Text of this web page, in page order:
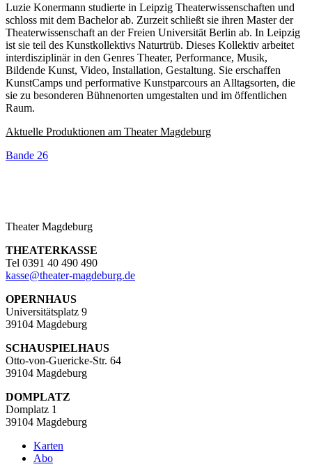
Luzie Konermann studierte in Leipzig Theaterwissenschaften und
schloss mit dem Bachelor ab. Zurzeit schließt sie ihren Master der
Theaterwissenschaft an der Freien Universität Berlin ab. In Leipzig
ist sie teil des Kunstkollektivs Naturtrüb. Dieses Kollektiv arbeitet
interdisziplinär in den Genres Theater, Performance, Musik,
Bildende Kunst, Video, Installation, Gestaltung. Sie erschaffen
KunstCamps und performative Kunstparcours an Alltagsorten, die
sie zu besonderen Bühnenorten umgestalten und im öffentlichen
Raum.
Aktuelle Produktionen am Theater Magdeburg
Bande 26
Theater Magdeburg
THEATERKASSE
Tel 0391 40 490 490
kasse@theater-magdeburg.de
OPERNHAUS
Universitätsplatz 9
39104 Magdeburg
SCHAUSPIELHAUS
Otto-von-Guericke-Str. 64
39104 Magdeburg
DOMPLATZ
Domplatz 1
39104 Magdeburg
Karten
Abo